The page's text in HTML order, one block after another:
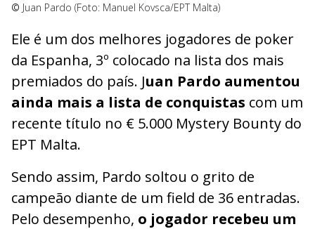
© Juan Pardo (Foto: Manuel Kovsca/EPT Malta)
Ele é um dos melhores jogadores de poker
da Espanha, 3º colocado na lista dos mais
premiados do país. Juan Pardo aumentou
ainda mais a lista de conquistas com um
recente título no € 5.000 Mystery Bounty do
EPT Malta.
Sendo assim, Pardo soltou o grito de
campeão diante de um field de 36 entradas.
Pelo desempenho, o jogador recebeu um